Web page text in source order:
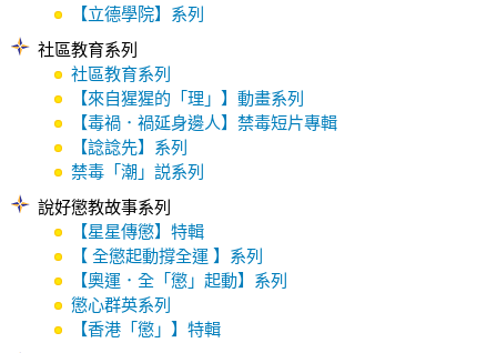
【立德學院】系列
社區教育系列
社區教育系列
【來自猩猩的「理」】動畫系列
【毒禍．禍延身邊人】禁毒短片專輯
【諗諗先】系列
禁毒「潮」説系列
說好懲教故事系列
【星星傳懲】特輯
【 全懲起動撐全運 】系列
【奧運．全「懲」起動】系列
懲心群英系列
【香港「懲」】特輯